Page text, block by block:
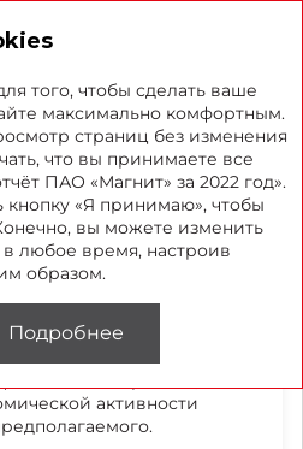
среда
вступила в фазу
и столкнулась
факторов,
колебаниями
активности
того, чтобы сделать ваше
максимально комфортным.
страниц без изменения
что вы принимаете все
ПАО «Магнит» за 2022 год».
«Я принимаю», чтобы
вы можете изменить
любое время, настроив
образом.
Подробнее